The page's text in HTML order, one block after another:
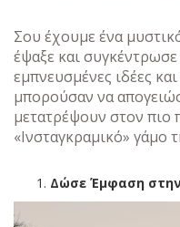
Σου έχουμε ένα
έψαξε και συγκέντρωσε
εμπνευσμένες ιδέες
μπορούσαν να
μετατρέψουν στον πιο
«Ινσταγκραμικό» γάμο
Δώσε Έμφαση